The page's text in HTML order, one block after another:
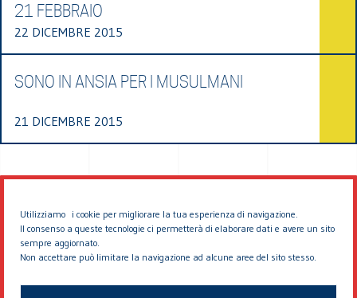
Utilizziamo i cookie per migliorare la tua esperienza di navigazione.
Il consenso a queste tecnologie ci permetterà di elaborare dati e avere un sito
sempre aggiornato.
Non accettare può limitare la navigazione ad alcune aree del sito stesso.
21 FEBBRAIO
22 DICEMBRE 2015
SONO IN ANSIA PER I MUSULMANI
21 DICEMBRE 2015
© 2026 EDDYBURG